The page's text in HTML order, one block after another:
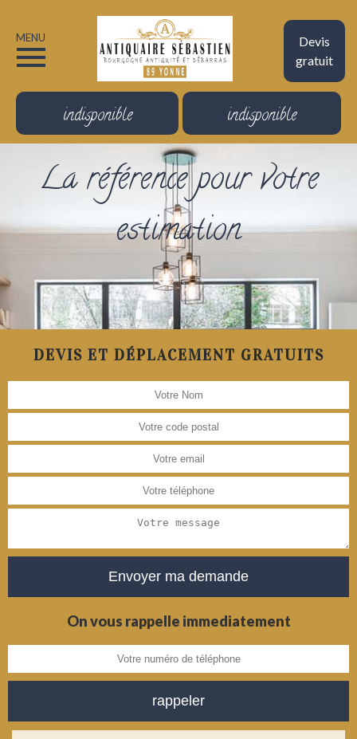
Devis
gratuit
MENU
indisponible indisponible
La référence pour votre
estimation
DEVIS ET DÉPLACEMENT GRATUITS
On vous rappelle immediatement